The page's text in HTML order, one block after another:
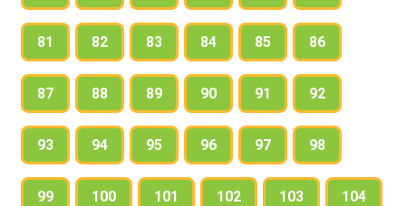
81 82 83 84 85 86
87 88 89 90 91 92
93 94 95 96 97 98
99 100 101 102 103 104